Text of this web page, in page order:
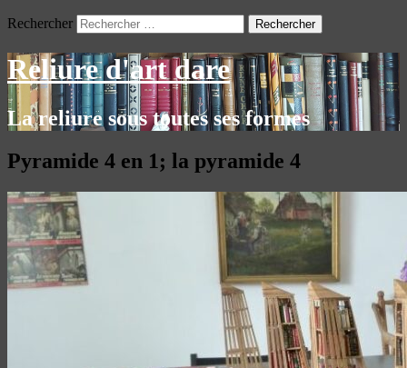
Rechercher
Reliure d'art dare
La reliure sous toutes ses formes
Pyramide 4 en 1; la pyramide 4